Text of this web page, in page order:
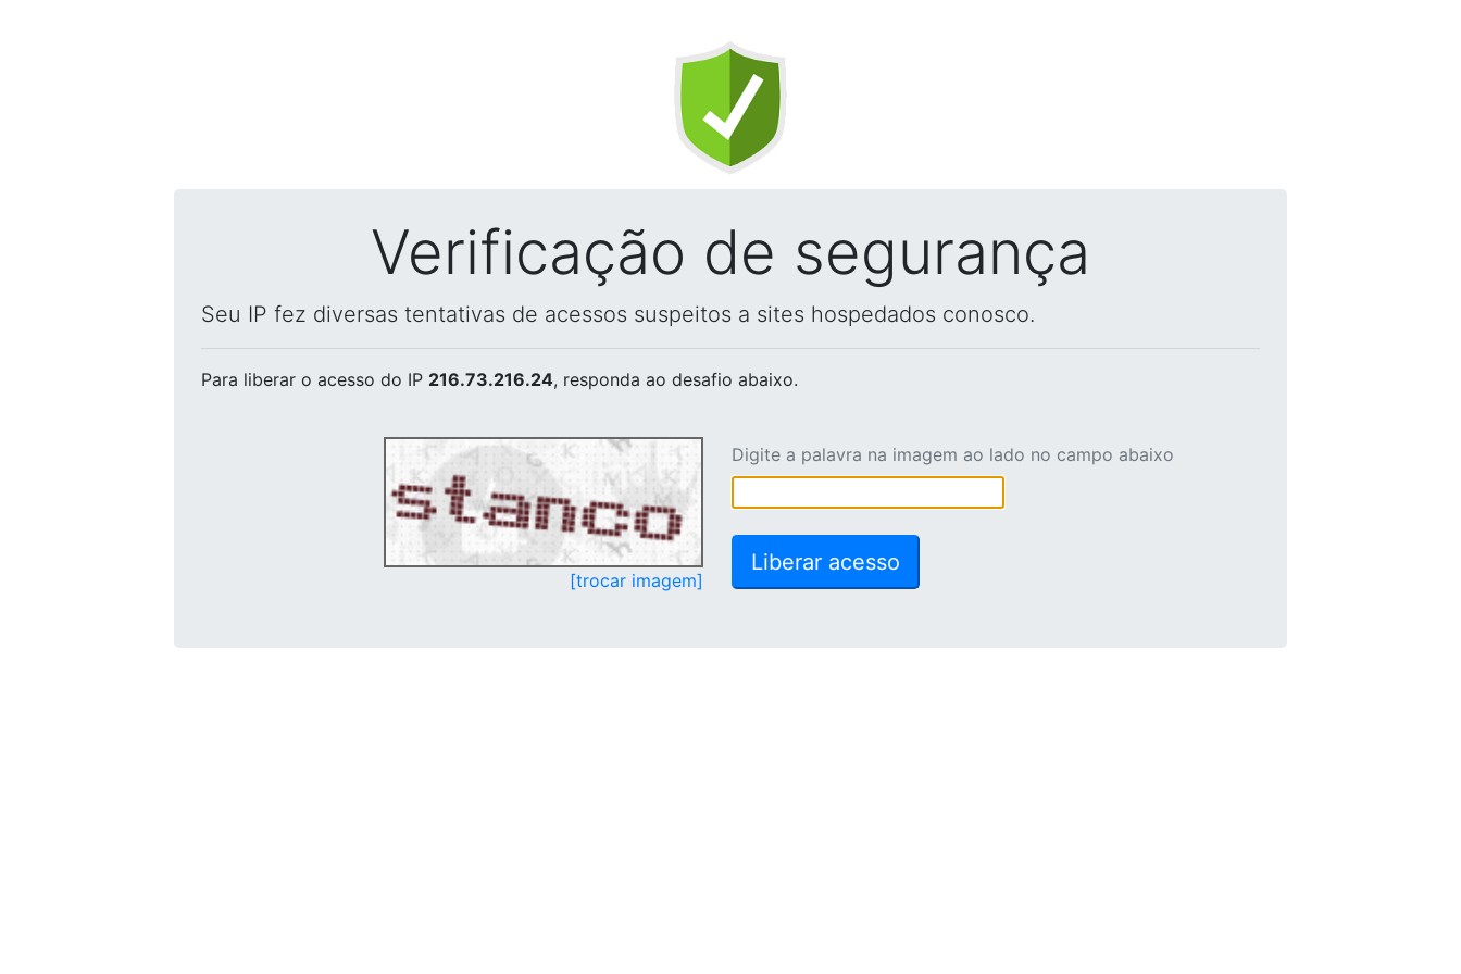
Verificação de segurança
Seu IP fez diversas tentativas de acessos suspeitos a sites hospedados conosco.
Para liberar o acesso do IP 216.73.216.24, responda ao desafio abaixo.
[trocar imagem]
Digite a palavra na imagem ao lado no campo abaixo